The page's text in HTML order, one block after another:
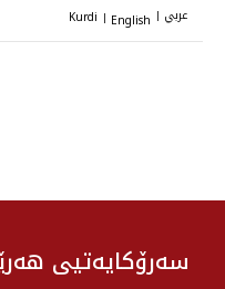
عربي |
English
|
Kurdi
سەرۆکایەتیی